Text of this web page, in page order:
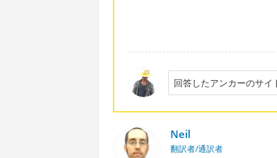
回答したアンカーのサイ
Neil
翻訳者/通訳者